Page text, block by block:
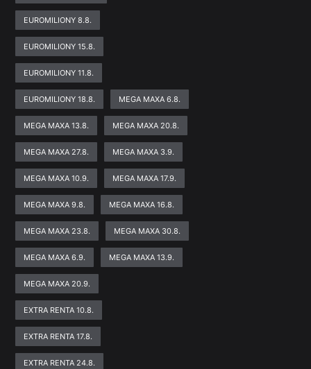
EUROMILIONY 8.8.
EUROMILIONY 15.8.
EUROMILIONY 11.8.
EUROMILIONY 18.8. MEGA MAXA 6.8.
MEGA MAXA 13.8. MEGA MAXA 20.8.
MEGA MAXA 27.8. MEGA MAXA 3.9.
MEGA MAXA 10.9. MEGA MAXA 17.9.
MEGA MAXA 9.8. MEGA MAXA 16.8.
MEGA MAXA 23.8. MEGA MAXA 30.8.
MEGA MAXA 6.9. MEGA MAXA 13.9.
MEGA MAXA 20.9.
EXTRA RENTA 10.8.
EXTRA RENTA 17.8.
EXTRA RENTA 24.8.